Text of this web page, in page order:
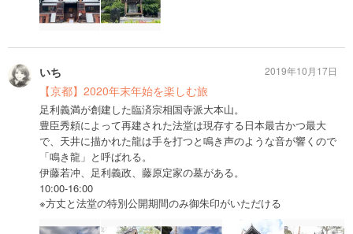
いち
【京都】2020年末年始を楽しむ旅
足利義満が創建した臨済宗相国寺派大本山。
豊臣秀頼によって再建された法堂は現存する日本最古かつ最大
で、天井に描かれた龍は手を打つと鳴き声のような音が響くので
「鳴き龍」と呼ばれる。
伊藤若冲、足利義政、藤原定家の墓がある。
10:00-16:00
※方丈と法堂の特別公開期間のみ御朱印がいただける
2019年10月17日